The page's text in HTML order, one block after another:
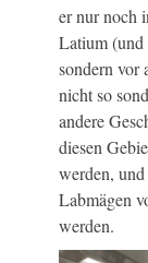
er nur noch
Latium (und
sondern vor
nicht so
andere
diesen
werden,
Labmägen
werden.